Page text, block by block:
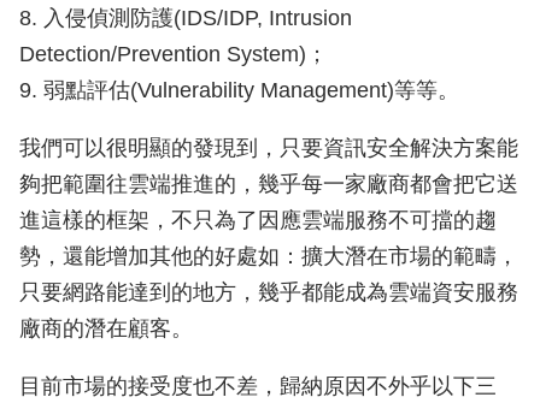
8. 入侵偵測防護(IDS/IDP, Intrusion
Detection/Prevention System)；
9. 弱點評估(Vulnerability Management)等等。
我們可以很明顯的發現到，只要資訊安全解決方案能
夠把範圍往雲端推進的，幾乎每一家廠商都會把它送
進這樣的框架，不只為了因應雲端服務不可擋的趨
勢，還能增加其他的好處如：擴大潛在市場的範疇，
只要網路能達到的地方，幾乎都能成為雲端資安服務
廠商的潛在顧客。
目前市場的接受度也不差，歸納原因不外乎以下三